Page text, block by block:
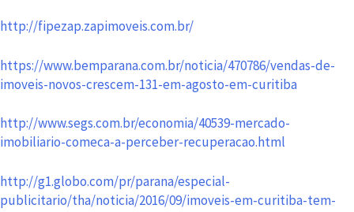
http://fipezap.zapimoveis.com.br/
https://www.bemparana.com.br/noticia/470786/vendas-de-
imoveis-novos-crescem-131-em-agosto-em-curitiba
http://www.segs.com.br/economia/40539-mercado-
imobiliario-comeca-a-perceber-recuperacao.html
http://g1.globo.com/pr/parana/especial-
publicitario/tha/noticia/2016/09/imoveis-em-curitiba-tem-